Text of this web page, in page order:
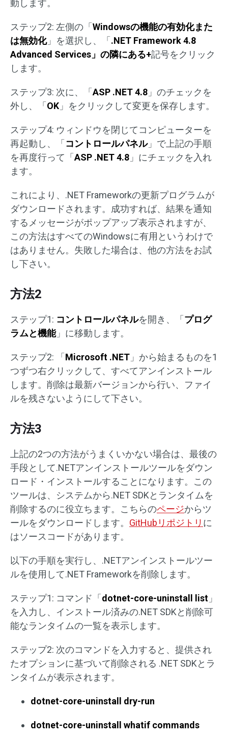
動します。
ステップ2: 左側の「 Windowsの機能の有効化また
は無効化」を選択し、「 .NET Framework 4.8
Advanced Services」の隣にある+記号をクリック
します。
ステップ3: 次に、「 ASP .NET 4.8 」のチェックを
外し、「 OK 」をクリックして変更を保存します。
ステップ4: ウィンドウを閉じてコンピューターを
再起動し、「 コントロールパネル」で上記の手順
を再度行って「 ASP .NET 4.8 」にチェックを入れ
ます。
これにより、.NET Frameworkの更新プログラムが
ダウンロードされます。成功すれば、結果を通知
するメッセージがポップアップ表示されますが、
この方法はすべてのWindowsに有用というわけで
はありません。失敗した場合は、他の方法をお試
し下さい。
方法2
ステップ1: コントロールパネルを開き、「 プログ
ラムと機能」に移動します。
ステップ2: 「 Microsoft .NET 」から始まるものを1
つずつ右クリックして、すべてアンインストール
します。削除は最新バージョンから行い、ファイ
ルを残さないようにして下さい。
方法3
上記の2つの方法がうまくいかない場合は、最後の
手段として.NETアンインストールツールをダウン
ロード・インストールすることになります。この
ツールは、システムから.NET SDKとランタイムを
削除するのに役立ちます。こちらのページからツ
ールをダウンロードします。 GitHubリポジトリ に
はソースコードがあります。
以下の手順を実行し、.NETアンインストールツー
ルを使用して.NET Frameworkを削除します。
ステップ1: コマンド「 dotnet-core-uninstall list 」
を入力し、インストール済みの.NET SDKと削除可
能なランタイムの一覧を表示します。
ステップ2: 次のコマンドを入力すると、提供され
たオプションに基づいて削除される .NET SDKとラ
ンタイムが表示されます。
dotnet-core-uninstall dry-run
dotnet-core-uninstall whatif commands